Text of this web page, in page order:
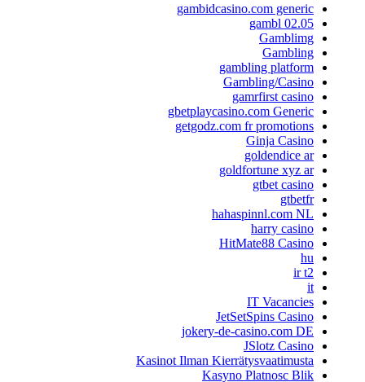
gambidcasino.com generic
gambl 02.05
Gamblimg
Gambling
gambling platform
Gambling/Casino
gamrfirst casino
gbetplaycasino.com Generic
getgodz.com fr promotions
Ginja Casino
goldendice ar
goldfortune xyz ar
gtbet casino
gtbetfr
hahaspinnl.com NL
harry casino
HitMate88 Casino
hu
ir t2
it
IT Vacancies
JetSetSpins Casino
jokery-de-casino.com DE
JSlotz Casino
Kasinot Ilman Kierrätysvaatimusta
Kasyno Platnosc Blik